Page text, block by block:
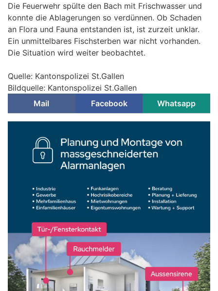
Die Feuerwehr spülte den Bach mit Frischwasser und
konnte die Ablagerungen so verdünnen. Ob Schaden
an Flora und Fauna entstanden ist, ist zurzeit unklar.
Ein unmittelbares Fischsterben war nicht vorhanden.
Die Situation wird weiter beobachtet.
Quelle: Kantonspolizei St.Gallen
Bildquelle: Kantonspolizei St.Gallen
Mail
Facebook Whatsapp